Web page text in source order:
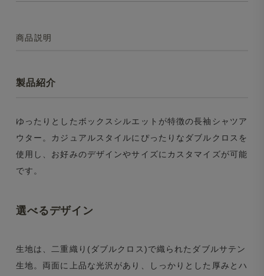
商品説明
製品紹介
ゆったりとしたボックスシルエットが特徴の長袖シャツア
ウター。カジュアルスタイルにぴったりなダブルクロスを
使用し、お好みのデザインやサイズにカスタマイズが可能
です。
選べるデザイン
生地は、二重織り(ダブルクロス)で織られたダブルサテン
生地。両面に上品な光沢があり、しっかりとした厚みとハ